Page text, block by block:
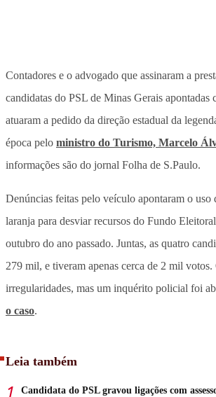
Contadores e o advogado que assinaram a
candidatas do PSL de Minas Gerais apontadas
atuaram a pedido da direção estadual da
época pelo ministro do Turismo, Marcelo
informações são do jornal Folha de S.Paulo.
Denúncias feitas pelo veículo apontaram o uso
laranja para desviar recursos do Fundo
outubro do ano passado. Juntas, as quatro
279 mil, e tiveram apenas cerca de 2 mil
irregularidades, mas um inquérito policial foi
o caso.
Leia também
Candidata do PSL gravou ligações com